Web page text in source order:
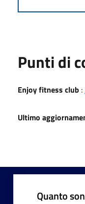
Punti di
Enjoy fitness club :
Ultimo
Quanto